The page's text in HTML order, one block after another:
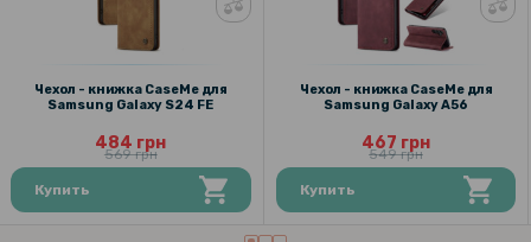
Чехол - книжка CaseMe для
Samsung Galaxy S24 FE
484 грн
569 грн
Купить
Чехол - книжка CaseMe для
Samsung Galaxy A56
467 грн
549 грн
Купить